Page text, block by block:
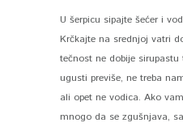
U šerpicu sipajte šećer i
Krčkajte na srednjoj vatri
tečnost ne dobije
ugusti previše, ne treba
ali opet ne vodica. Ako
mnogo da se zgušnjava,